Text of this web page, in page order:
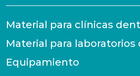
Material para clínicas
Material para laboratorios
Equipamiento